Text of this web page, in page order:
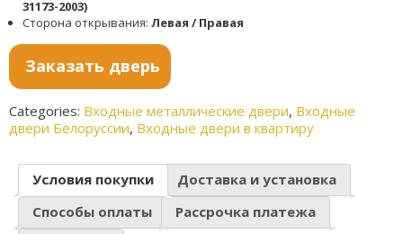
31173-2003)
Сторона открывания: Левая / Правая
Заказать дверь
Categories: Входные металлические двери, Входные
двери Белоруссии, Входные двери в квартиру
Условия покупки
Доставка и установка
Способы оплаты
Рассрочка платежа